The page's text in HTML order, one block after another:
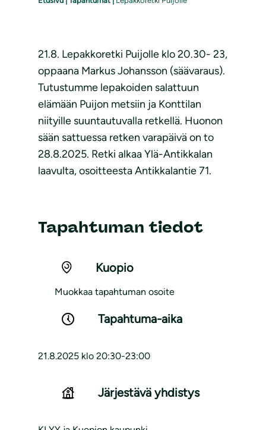
21.8. Lepakkoretki Puijolle klo 20.30- 23,
oppaana Markus Johansson (säävaraus).
Tutustumme lepakoiden salattuun
elämään Puijon metsiin ja Konttilan
niityille suuntautuvalla retkellä. Huonon
sään sattuessa retken varapäivä on to
28.8.2025. Retki alkaa Ylä-Antikkalan
laavulta, osoitteesta Antikkalantie 71.
Tapahtuman tiedot
Kuopio
Muokkaa tapahtuman osoite
Tapahtuma-aika
21.8.2025 klo 20:30-23:00
Järjestävä yhdistys